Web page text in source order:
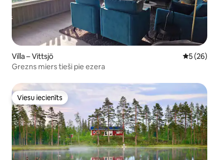
Villa – Vittsjö Vidējais
5 (26)
Grezns miers tieši pie ezera
Viesu iecienīts
Viesu iecienīts